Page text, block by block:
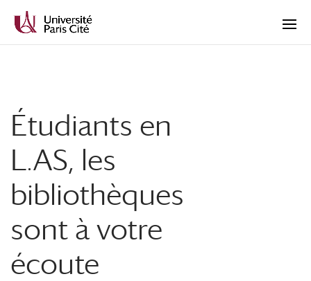
Étudiants en
L.AS, les
bibliothèques
sont à votre
écoute